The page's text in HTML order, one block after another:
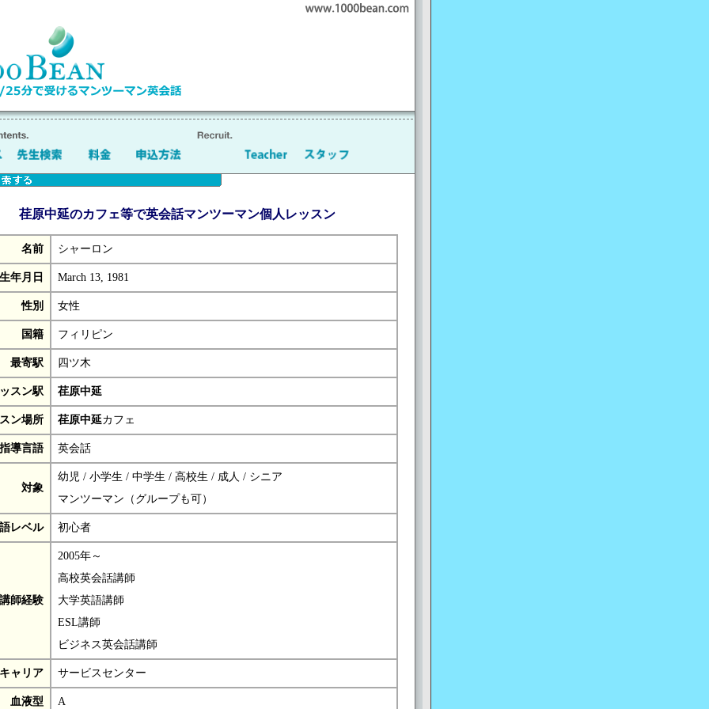
荏原中延のカフェ等で英会話マンツーマン個人レッスン
名前 シャーロン
生年月日 March 13, 1981
性別 女性
国籍 フィリピン
最寄駅 四ツ木
スン駅 荏原中延
ン場所 荏原中延カフェ
指導言語 英会話
対象
幼児 / 小学生 / 中学生 / 高校生 / 成人 / シニア
マンツーマン（グループも可）
レベル 初心者
講師経験
2005年～
高校英会話講師
大学英語講師
ESL講師
ビジネス英会話講師
キャリア サービスセンター
血液型 A